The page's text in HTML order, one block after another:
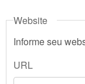
Website
Informe seu
URL